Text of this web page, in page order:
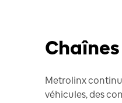
Metrolinx
véhicules, des